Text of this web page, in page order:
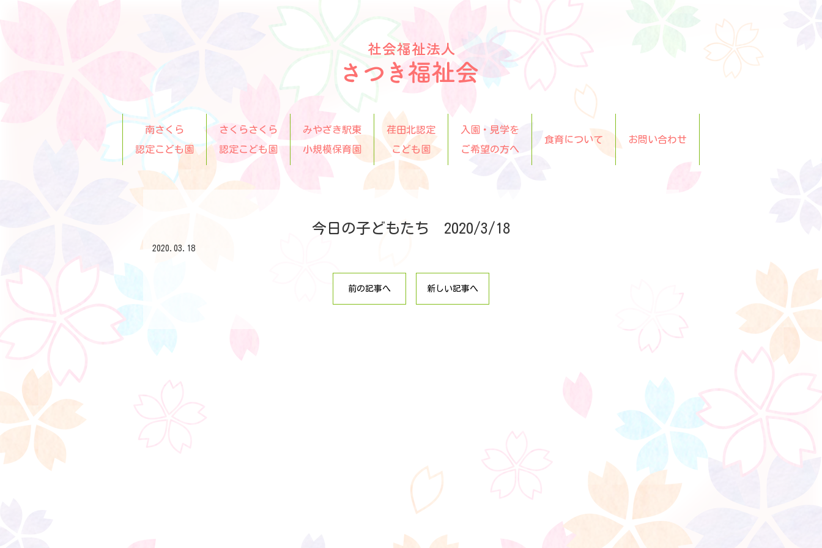
南さくら
認定こども園
さくらさくら
認定こども園
みやざき駅東
小規模保育園
荏田北認定
こども園
入園・見学を
ご希望の方へ
食育について お問い合わせ
今日の子どもたち 2020/3/18
2020.03.18
前の記事へ 新しい記事へ